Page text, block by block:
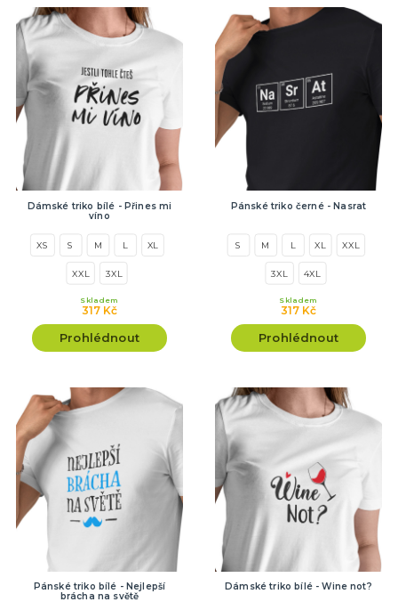
Dámské triko bílé - Přines mi
víno
XS S M L XL
XXL 3XL
317 Kč
Skladem
Prohlédnout
Pánské triko černé - Nasrat
S M L XL XXL
3XL 4XL
317 Kč
Skladem
Prohlédnout
Pánské triko bílé - Nejlepší
brácha na světě
Dámské triko bílé - Wine not?